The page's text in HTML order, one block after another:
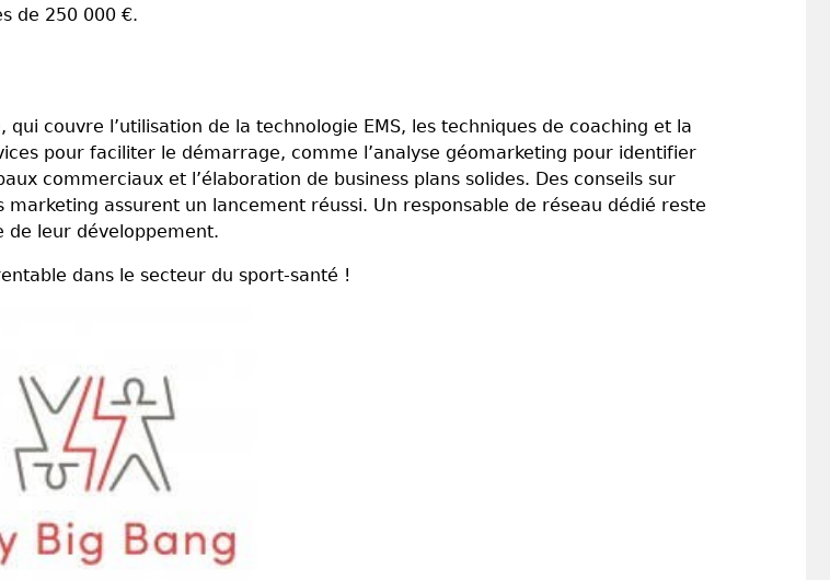
de 250 000 €.
couvre l’utilisation de la technologie EMS, les techniques de coaching et la
pour faciliter le démarrage, comme l’analyse géomarketing pour identifier
commerciaux et l’élaboration de business plans solides. Des conseils sur
assurent un lancement réussi. Un responsable de réseau dédié reste
de leur développement.
dans le secteur du sport-santé !